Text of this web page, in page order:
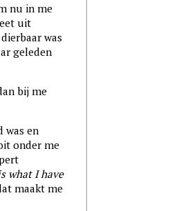
nu in me
uit
was
geleden
bij me
was en
onder me
what I have
maakt me